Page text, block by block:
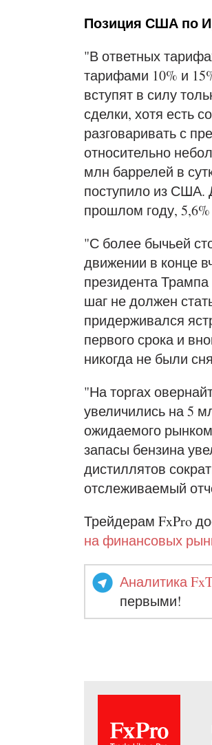
Позиция США по
"В ответных
тарифами 10% и
вступят в силу
сделки, хотя есть
разговаривать с
относительно
млн баррелей в
поступило из США.
прошлом году,
"С более бычьей
движении в конце
президента
шаг не должен
придерживался
первого срока и
никогда не были
"На торгах
увеличились на 5
ожидаемого
запасы бензина
дистиллятов
отслеживаемый
Трейдерам FxPro
на финансовых
Аналитика
первыми!